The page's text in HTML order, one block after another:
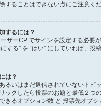
することはできない点にご注意くだ
するには？
ザーCP でサインを設定する必要
する” を “はい” にしていれば、
は？
るいはまだ返信されていないトピ
ックしたら投票のお題と最低２つ
きるオプション数 と 投票先オプシ